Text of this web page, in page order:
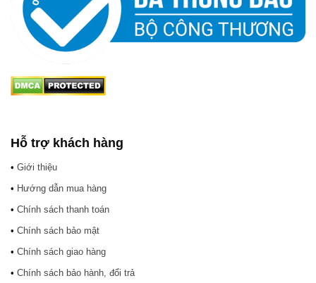
Hỗ trợ khách hàng
• Giới thiệu
• Hướng dẫn mua hàng
• Chính sách thanh toán
• Chính sách bảo mật
• Chính sách giao hàng
• Chính sách bảo hành, đổi trả